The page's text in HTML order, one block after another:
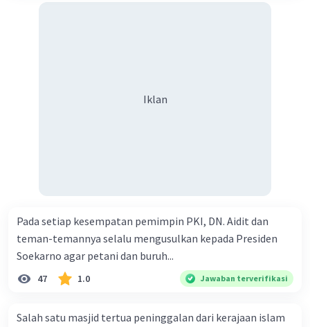
Iklan
Pada setiap kesempatan pemimpin PKI, DN. Aidit dan
teman-temannya selalu mengusulkan kepada Presiden
Soekarno agar petani dan buruh...
47 1.0 Jawaban terverifikasi
Salah satu masjid tertua peninggalan dari kerajaan islam